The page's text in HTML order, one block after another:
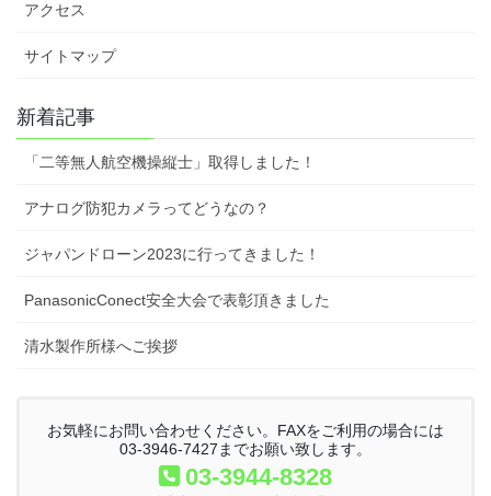
アクセス
サイトマップ
新着記事
「二等無人航空機操縦士」取得しました！
アナログ防犯カメラってどうなの？
ジャパンドローン2023に行ってきました！
PanasonicConect安全大会で表彰頂きました
清水製作所様へご挨拶
お気軽にお問い合わせください。FAXをご利用の場合には
03-3946-7427までお願い致します。
03-3944-8328